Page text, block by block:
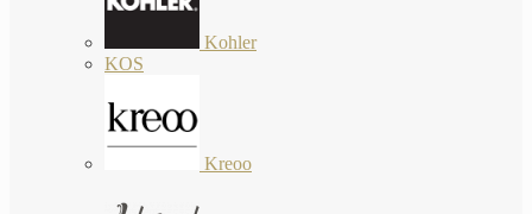
Kohler
KOS
Kreoo